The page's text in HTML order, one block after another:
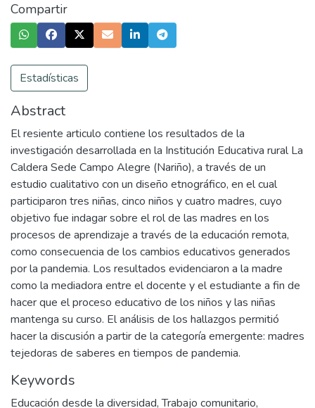
Compartir
Estadísticas
Abstract
El resiente articulo contiene los resultados de la
investigación desarrollada en la Institución Educativa rural La
Caldera Sede Campo Alegre (Nariño), a través de un
estudio cualitativo con un diseño etnográfico, en el cual
participaron tres niñas, cinco niños y cuatro madres, cuyo
objetivo fue indagar sobre el rol de las madres en los
procesos de aprendizaje a través de la educación remota,
como consecuencia de los cambios educativos generados
por la pandemia. Los resultados evidenciaron a la madre
como la mediadora entre el docente y el estudiante a fin de
hacer que el proceso educativo de los niños y las niñas
mantenga su curso. El análisis de los hallazgos permitió
hacer la discusión a partir de la categoría emergente: madres
tejedoras de saberes en tiempos de pandemia.
Keywords
Educación desde la diversidad,Trabajo comunitario,